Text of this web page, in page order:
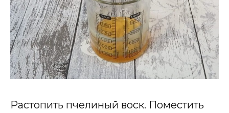
Растопить пчелиный воск. Поместить